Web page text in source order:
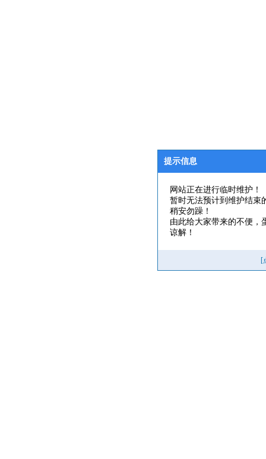
提示信息
网站正在进行临时维护！
暂时无法预计到维护结束
稍安勿躁！
由此给大家带来的不便，
谅解！
[